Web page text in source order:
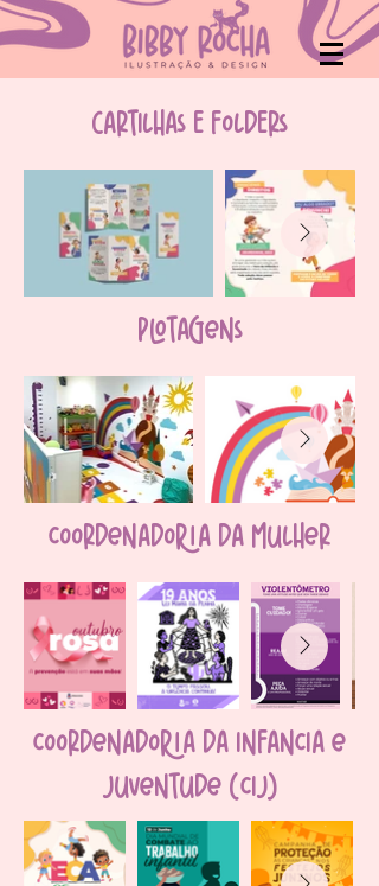
CARTILHAS E FÓLDERS
plotagens
coordenadoria da mulher
coordenadoria da infancia e
juventude (cij)